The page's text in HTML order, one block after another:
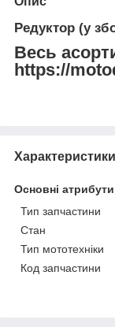
Редуктор (у
Весь
https://
Характеристики
Основні атрибути
Тип запчастини
Стан
Тип мототехніки
Код запчастини